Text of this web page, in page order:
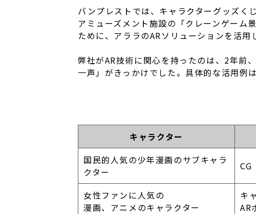
バンプレストでは、キャラクターグッズく
アミューズメント施設の「クレーンゲーム
ために、アララのARソリューションを活用
弊社がAR技術に関心を持ったのは、2年前
一声」がきっかけでした。具体的な活用例
キャラクター
国民的人気の少年漫画のサブキャラ
クター
CG
女性ファンに人気の
漫画、アニメのキャラクター
キ
AR